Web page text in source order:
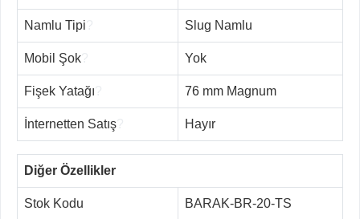
Namlu Tipi Slug Namlu
Mobil Şok Yok
Fişek Yatağı 76 mm Magnum
İnternetten Satış Hayır
Diğer Özellikler
Stok Kodu BARAK-BR-20-TS